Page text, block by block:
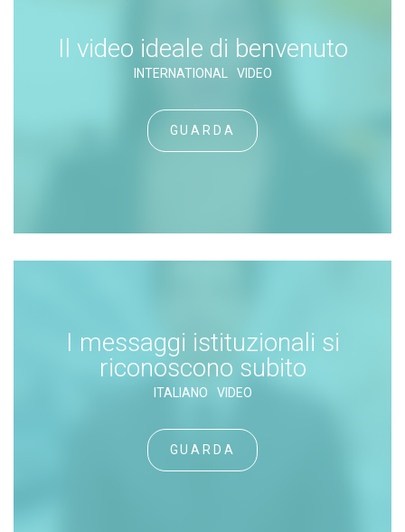
Il video ideale di benvenuto
INTERNATIONAL VIDEO
GUARDA
I messaggi istituzionali si
riconoscono subito
ITALIANO VIDEO
GUARDA